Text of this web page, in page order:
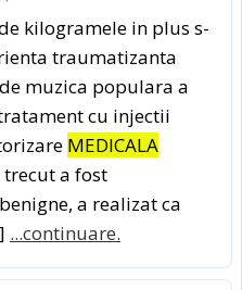
kilogramele in plus s-
traumatizanta
muzica populara a
cu injectii
MEDICALA
a fost
a realizat ca
...continuare.